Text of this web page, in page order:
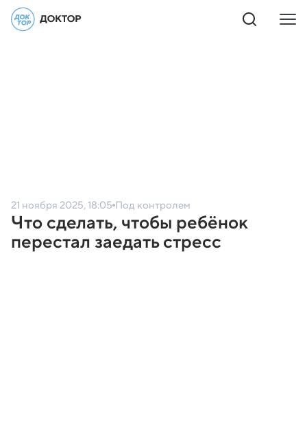
21 ноября 2025, 18:05 Под контролем
Что сделать, чтобы ребёнок
перестал заедать стресс